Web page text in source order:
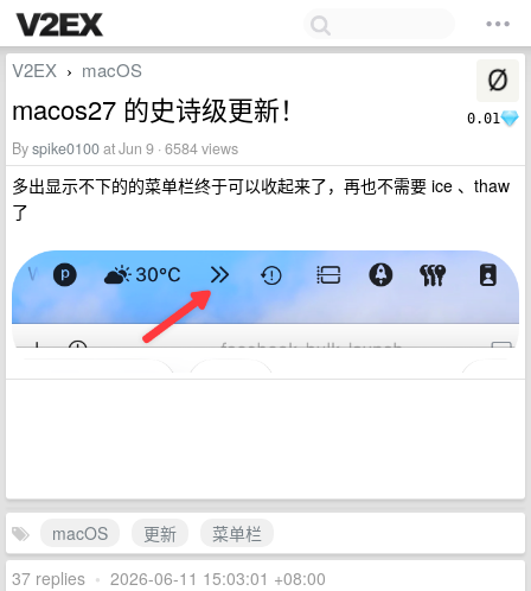
0.01
V2EX › macOS
macos27 的史诗级更新！
Byspike0100at Jun 9 · 6584 views
多出显示不下的的菜单栏终于可以收起来了，再也不需要 ice 、thaw
了
macOS 更新
菜单栏
37 replies • 2026-06-11 15:03:01 +08:00